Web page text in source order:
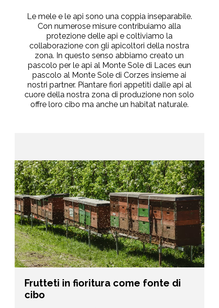
Le mele e le api sono una coppia inseparabile.
Con numerose misure contribuiamo alla
protezione delle api e coltiviamo la
collaborazione con gli apicoltori della nostra
zona. In questo senso abbiamo creato un
pascolo per le api al Monte Sole di Laces eun
pascolo al Monte Sole di Corzes insieme ai
nostri partner. Piantare fiori appetiti dalle api al
cuore della nostra zona di produzione non solo
offre loro cibo ma anche un habitat naturale.
Frutteti in fioritura come fonte di
cibo